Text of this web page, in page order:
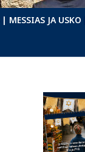
| MESSIAS JA USKO